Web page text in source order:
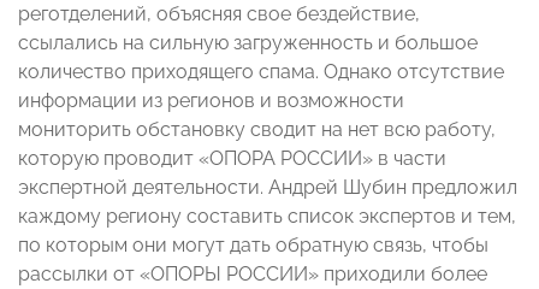
реготделений, объясняя свое бездействие,
ссылались на сильную загруженность и большое
количество приходящего спама. Однако отсутствие
информации из регионов и возможности
мониторить обстановку сводит на нет всю работу,
которую проводит «ОПОРА РОССИИ» в части
экспертной деятельности. Андрей Шубин предложил
каждому региону составить список экспертов и тем,
по которым они могут дать обратную связь, чтобы
рассылки от «ОПОРЫ РОССИИ» приходили более